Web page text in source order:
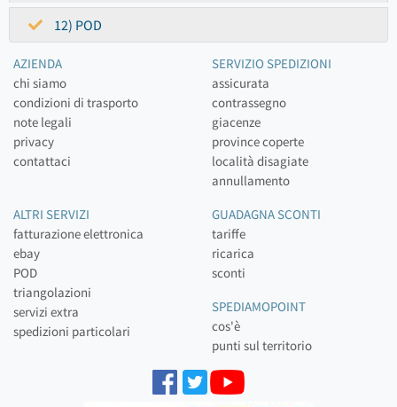
12) POD
AZIENDA
chi siamo
condizioni di trasporto
note legali
privacy
contattaci
SERVIZIO SPEDIZIONI
assicurata
contrassegno
giacenze
province coperte
località disagiate
annullamento
ALTRI SERVIZI
fatturazione elettronica
ebay
POD
triangolazioni
servizi extra
spedizioni particolari
GUADAGNA SCONTI
tariffe
ricarica
sconti
SPEDIAMOPOINT
cos'è
punti sul territorio